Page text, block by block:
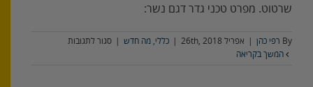
שרטוט. מפרט טכני גדר דגם נשר:
By רפי כהן אפריל 26th, 2018 כללי, מה חדש סגור לתגובות
המשך בקריאה